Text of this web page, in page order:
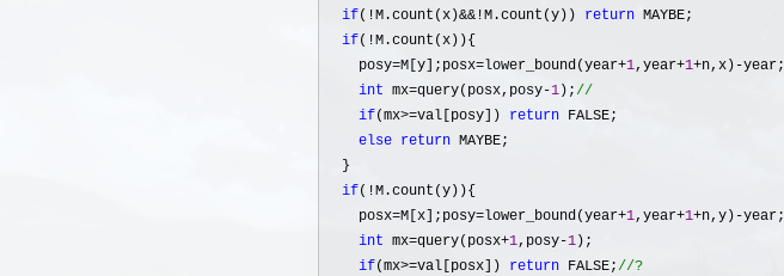
if(!M.count(x)&&!M.count(y)) return MAYBE;
if(!M.count(x)){
    posy
=M[y];posx=lower_bound(year+1,year+1+n,x)-year;
int mx=query(posx,posy-1 );
if(mx>=val[posy]) return FALSE;
else return MAYBE;
  }
if(!M.count(y)){
    posx
=M[x];posy=lower_bound(year+1,year+1+n,y)-year;
int mx=query(posx+1,posy-1 );
if(mx>=val[posx]) return FALSE; //?